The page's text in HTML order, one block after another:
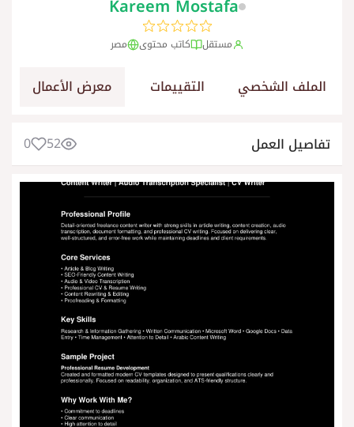
Kareem Mostafa
مستقل كاتب محتوى مصر
الملف الشخصي التقييمات معرض الأعمال
تفاصيل العمل 52
0